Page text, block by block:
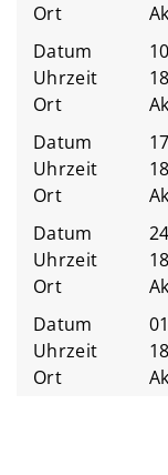
Ort
Datum
Uhrzeit
Ort
Datum
Uhrzeit
Ort
Datum
Uhrzeit
Ort
Datum
Uhrzeit
Ort